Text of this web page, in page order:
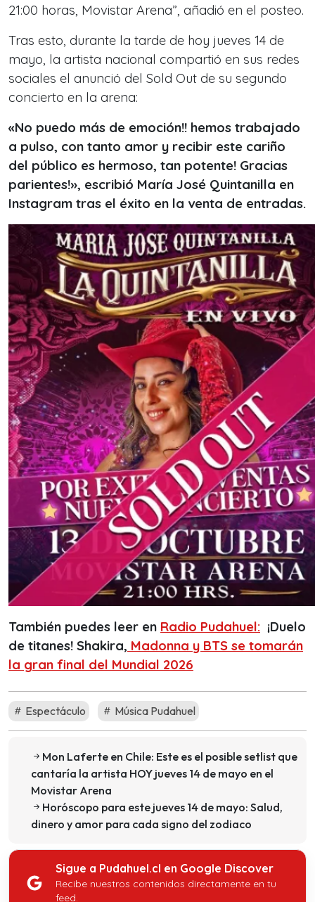
21:00 horas, Movistar Arena”, añadió en el posteo.
Tras esto, durante la tarde de hoy jueves 14 de
mayo, la artista nacional compartió en sus redes
sociales el anunció del Sold Out de su segundo
concierto en la arena:
«No puedo más de emoción!! hemos trabajado
a pulso, con tanto amor y recibir este cariño
del público es hermoso, tan potente! Gracias
parientes!», escribió María José Quintanilla en
Instagram tras el éxito en la venta de entradas.
También puedes leer en Radio Pudahuel: ¡Duelo
de titanes! Shakira, Madonna y BTS se tomarán
la gran final del Mundial 2026
Espectáculo Música Pudahuel
Mon Laferte en Chile: Este es el posible setlist que
cantaría la artista HOY jueves 14 de mayo en el
Movistar Arena
Horóscopo para este jueves 14 de mayo: Salud,
dinero y amor para cada signo del zodiaco
Sigue a Pudahuel.cl en Google Discover
Recibe nuestros contenidos directamente en tu
feed.